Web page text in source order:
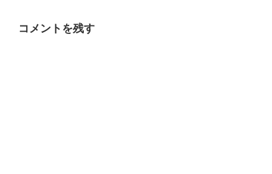
コメントを残す